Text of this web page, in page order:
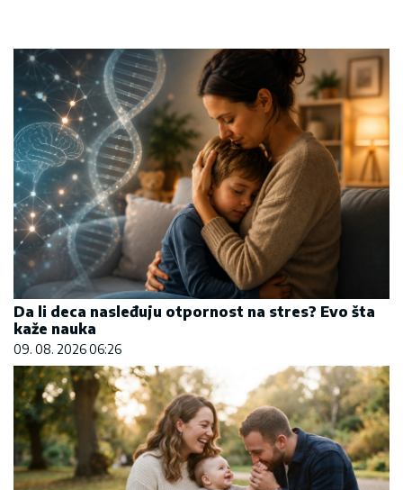
Da li deca nasleđuju otpornost na stres? Evo šta
kaže nauka
09. 08. 2026 06:26